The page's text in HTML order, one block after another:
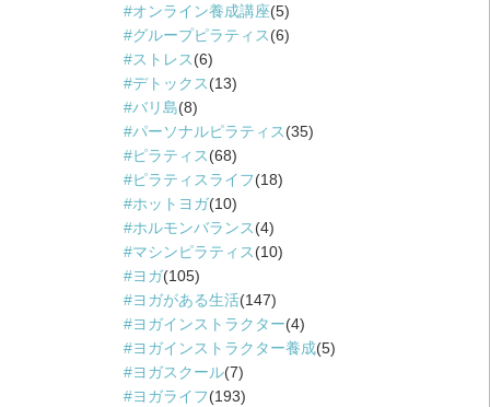
オンライン養成講座(5)
グループピラティス(6)
ストレス(6)
デトックス(13)
バリ島(8)
パーソナルピラティス(35)
ピラティス(68)
ピラティスライフ(18)
ホットヨガ(10)
ホルモンバランス(4)
マシンピラティス(10)
ヨガ(105)
ヨガがある生活(147)
ヨガインストラクター(4)
ヨガインストラクター養成(5)
ヨガスクール(7)
ヨガライフ(193)